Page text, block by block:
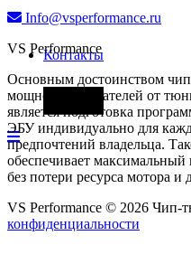
Контакты
Info@vsperformance.ru
VS Performance
Основным достоинством
мощности двигателей от
является подготовка
ЭБУ индивидуально для
предпочтений владельца.
обеспечивает максимальный
без потери ресурса мотора и
VS Performance © 2026 Чип-
конфиденциальности